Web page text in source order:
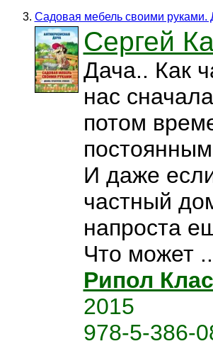
Садовая мебель своими руками.
Сергей
Дача.. Как
нас
потом
И даже
частный
напроста
Что может
Рипол
2015
978-5-386-